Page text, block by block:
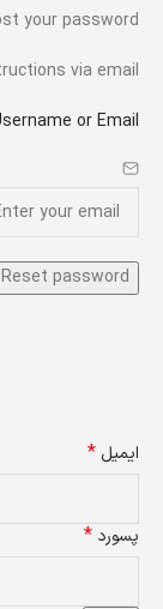
your password?
via email.
or Email
ایمیل *
پسورد *